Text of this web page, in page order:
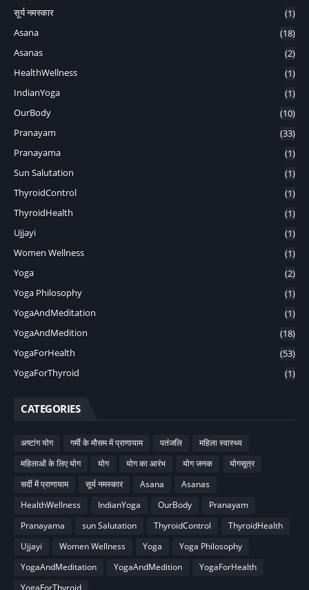
सूर्य नमस्कार
(1)
Asana
(18)
Asanas
(2)
HealthWellness
(1)
IndianYoga
(1)
OurBody
(10)
Pranayam
(33)
Pranayama
(1)
Sun Salutation
(1)
ThyroidControl
(1)
ThyroidHealth
(1)
Ujjayi
(1)
Women Wellness
(1)
Yoga
(2)
Yoga Philosophy
(1)
YogaAndMeditation
(1)
YogaAndMedition
(18)
YogaForHealth
(53)
YogaForThyroid
(1)
CATEGORIES
अष्टांग योग गर्मी के मौसम में प्राणायाम पतंजलि
महिला स्वास्थ्य
महिलाओं के लिए योग
योग योग का आरंभ योग जनक
योगसूत्र
सर्दी में प्राणायाम
सूर्य नमस्कार Asana
Asanas
HealthWellness
IndianYoga OurBody
Pranayam
Pranayama
sun Salutation ThyroidControl
ThyroidHealth
Ujjayi
Women Wellness Yoga
Yoga Philosophy
YogaAndMeditation
YogaAndMedition
YogaForHealth
YogaForThyroid